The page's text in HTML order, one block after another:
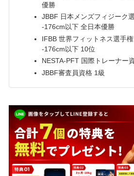
優勝
JBBF 日本メンズフィジーク
-176cm以下 全日本優勝
IFBB 世界フィットネス選手
-176cm以下 10位
NESTA-PFT 国際トレーナー
JBBF審査員資格 1級